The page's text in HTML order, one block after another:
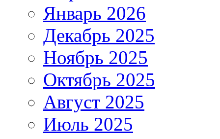
Январь 2026
Декабрь 2025
Ноябрь 2025
Октябрь 2025
Август 2025
Июль 2025